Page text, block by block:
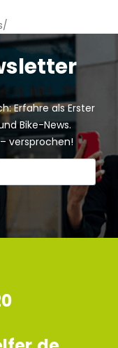
Erfahre als Erster
Bike-News.
versprochen!